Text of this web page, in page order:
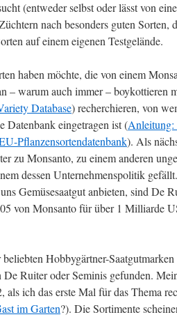
(entweder selbst oder lässt von
nach besonders guten Sorten,
auf einem eigenen Testgelände.
haben möchte, die von einem
– warum auch immer – boykottieren
Database) recherchieren, von
Datenbank eingetragen ist (Anleitung:
Pflanzensortendatenbank). Als
zu Monsanto, zu einem anderen
dessen Unternehmenspolitik
Gemüsesaatgut anbieten, sind De
von Monsanto für über 1 Milliarde
Hobbygärtner-
Ruiter oder Seminis gefunden.
als ich das erste Mal für das Thema
im Garten?). Die Sortimente